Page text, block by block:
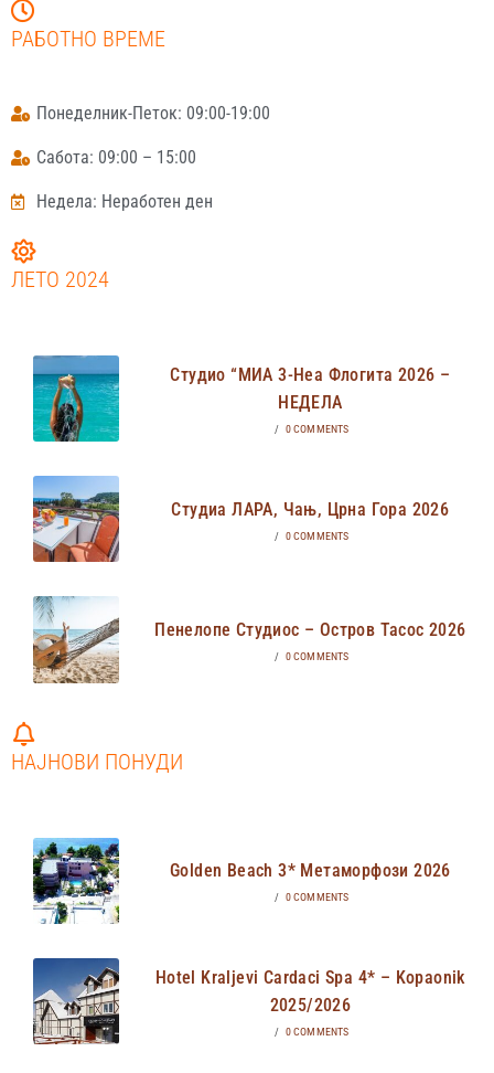
РАБОТНО ВРЕМЕ
Понеделник-Петок: 09:00-19:00
Сабота: 09:00 – 15:00
Недела: Неработен ден
ЛЕТО 2024
Студио “МИА 3-Неа Флогита 2026 –
НЕДЕЛА
/ 0 COMMENTS
Студиа ЛАРА, Чањ, Црна Гора 2026
/ 0 COMMENTS
Пенелопе Студиос – Остров Тасос 2026
/ 0 COMMENTS
НАЈНОВИ ПОНУДИ
Golden Beach 3* Метаморфози 2026
/ 0 COMMENTS
Hotel Kraljevi Cardaci Spa 4* – Kopaonik
2025/2026
/ 0 COMMENTS